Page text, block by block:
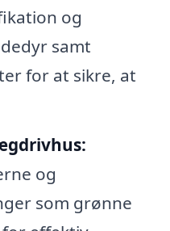
og
samt
for at sikre, at
og
som grønne